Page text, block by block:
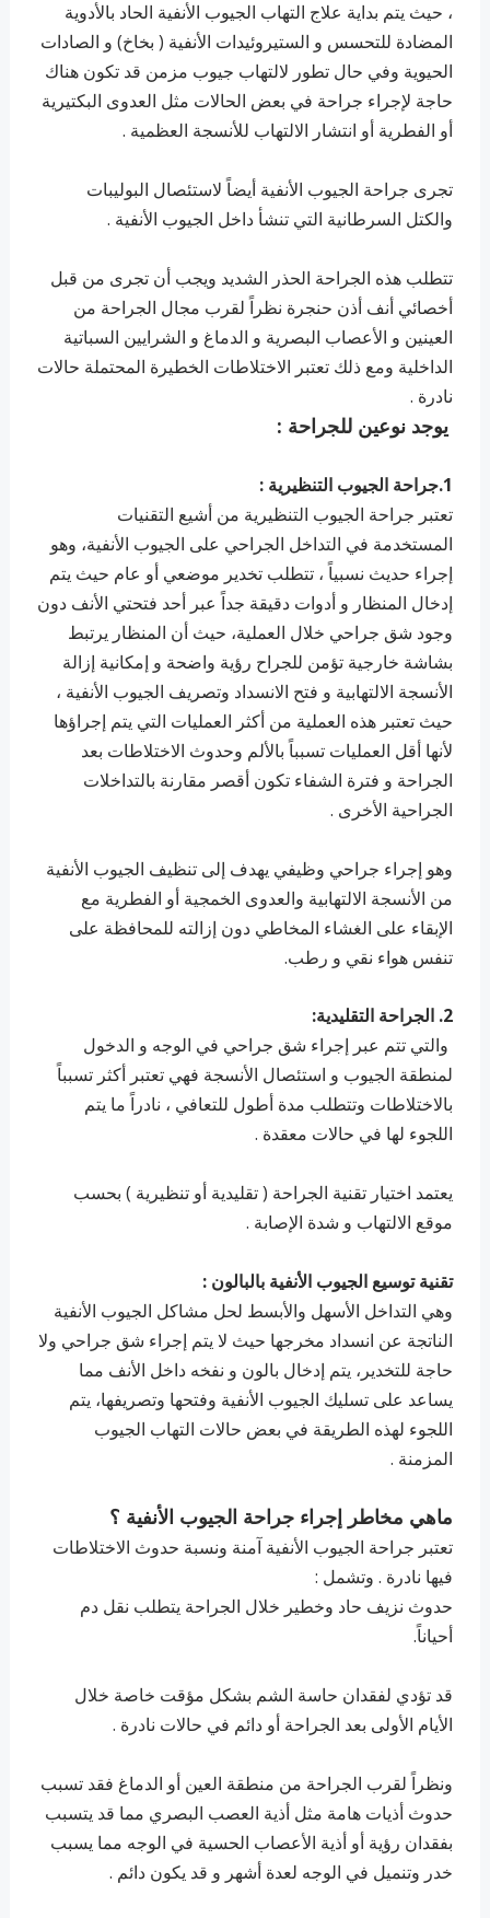
، حيث يتم بداية علاج التهاب الجيوب الأنفية الحاد بالأدوية
المضادة للتحسس و الستيروئيدات الأنفية ( بخاخ) و الصادات
الحيوية وفي حال تطور لالتهاب جيوب مزمن قد تكون هناك
حاجة لإجراء جراحة في بعض الحالات مثل العدوى البكتيرية
أو الفطرية أو انتشار الالتهاب للأنسجة العظمية .
تجرى جراحة الجيوب الأنفية أيضاً لاستئصال البوليبات
والكتل السرطانية التي تنشأ داخل الجيوب الأنفية .
تتطلب هذه الجراحة الحذر الشديد ويجب أن تجرى من قبل
أخصائي أنف أذن حنجرة نظراً لقرب مجال الجراحة من
العينين و الأعصاب البصرية و الدماغ و الشرايين السباتية
الداخلية ومع ذلك تعتبر الاختلاطات الخطيرة المحتملة حالات
نادرة .
يوجد نوعين للجراحة :
1.جراحة الجيوب التنظيرية :
تعتبر جراحة الجيوب التنظيرية من أشيع التقنيات
المستخدمة في التداخل الجراحي على الجيوب الأنفية، وهو
إجراء حديث نسبياً ، تتطلب تخدير موضعي أو عام حيث يتم
إدخال المنظار و أدوات دقيقة جداً عبر أحد فتحتي الأنف دون
وجود شق جراحي خلال العملية، حيث أن المنظار يرتبط
بشاشة خارجية تؤمن للجراح رؤية واضحة و إمكانية إزالة
الأنسجة الالتهابية و فتح الانسداد وتصريف الجيوب الأنفية ،
حيث تعتبر هذه العملية من أكثر العمليات التي يتم إجراؤها
لأنها أقل العمليات تسبباً بالألم وحدوث الاختلاطات بعد
الجراحة و فترة الشفاء تكون أقصر مقارنة بالتداخلات
الجراحية الأخرى .
وهو إجراء جراحي وظيفي يهدف إلى تنظيف الجيوب الأنفية
من الأنسجة الالتهابية والعدوى الخمجية أو الفطرية مع
الإبقاء على الغشاء المخاطي دون إزالته للمحافظة على
تنفس هواء نقي و رطب.
2. الجراحة التقليدية:
والتي تتم عبر إجراء شق جراحي في الوجه و الدخول
لمنطقة الجيوب و استئصال الأنسجة فهي تعتبر أكثر تسبباً
بالاختلاطات وتتطلب مدة أطول للتعافي ، نادراً ما يتم
اللجوء لها في حالات معقدة .
يعتمد اختيار تقنية الجراحة ( تقليدية أو تنظيرية ) بحسب
موقع الالتهاب و شدة الإصابة .
تقنية توسيع الجيوب الأنفية بالبالون :
وهي التداخل الأسهل والأبسط لحل مشاكل الجيوب الأنفية
الناتجة عن انسداد مخرجها حيث لا يتم إجراء شق جراحي ولا
حاجة للتخدير، يتم إدخال بالون و نفخه داخل الأنف مما
يساعد على تسليك الجيوب الأنفية وفتحها وتصريفها، يتم
اللجوء لهذه الطريقة في بعض حالات التهاب الجيوب
المزمنة .
ماهي مخاطر إجراء جراحة الجيوب الأنفية ؟
تعتبر جراحة الجيوب الأنفية آمنة ونسبة حدوث الاختلاطات
فيها نادرة . وتشمل :
حدوث نزيف حاد وخطير خلال الجراحة يتطلب نقل دم
أحياناً.
قد تؤدي لفقدان حاسة الشم بشكل مؤقت خاصة خلال
الأيام الأولى بعد الجراحة أو دائم في حالات نادرة .
ونظراً لقرب الجراحة من منطقة العين أو الدماغ فقد تسبب
حدوث أذيات هامة مثل أذية العصب البصري مما قد يتسبب
بفقدان رؤية أو أذية الأعصاب الحسية في الوجه مما يسبب
خدر وتنميل في الوجه لعدة أشهر و قد يكون دائم .